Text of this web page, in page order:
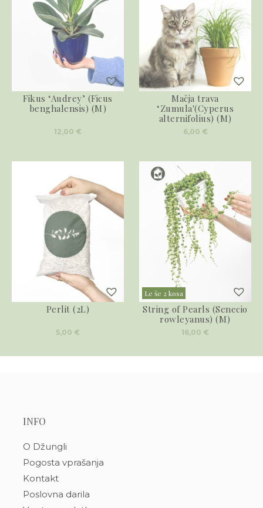
Fikus ‘Audrey’ (Ficus
benghalensis) (M)
12,00 €
Mačja trava
‘Zumula'(Cyperus
alternifolius) (M)
6,00 €
Perlit (2L)
5,00 €
Le še 2 kosa
String of Pearls (Senecio
rowleyanus) (M)
16,00 €
INFO
O Džungli
Pogosta vprašanja
Kontakt
Poslovna darila